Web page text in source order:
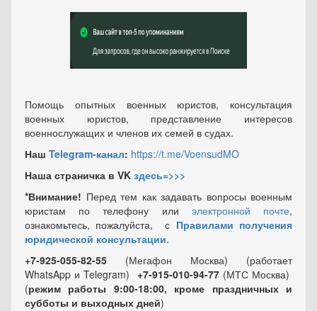
Помощь опытных военных юристов, консультация
военных юристов, представление интересов
военнослужащих и членов их семей в судах.
Наш Telegram-канал: https://t.me/VoensudMO
Наша страничка в VK здесь=>>>
*Внимание! Перед тем как задавать вопросы военным
юристам по телефону или электронной почте,
ознакомьтесь, пожалуйста, с Правилами получения
юридической консультации.
+7-925-055-82-55 (Мегафон Москва) (работает
WhatsApp и Telegram) +7-915-010-94-77 (МТС Москва)
(режим работы 9:00-18:00, кроме праздничных и
субботы и выходных дней)